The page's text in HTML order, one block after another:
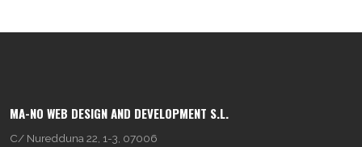
MA-NO WEB DESIGN AND DEVELOPMENT S.L.
C/ Nuredduna 22, 1-3, 07006